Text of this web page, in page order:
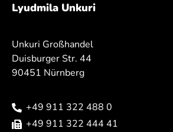
Lyudmila Unkuri
Unkuri Großhandel
Duisburger Str. 44
90451 Nürnberg
+49 911 322 488 0
+49 911 322 444 41